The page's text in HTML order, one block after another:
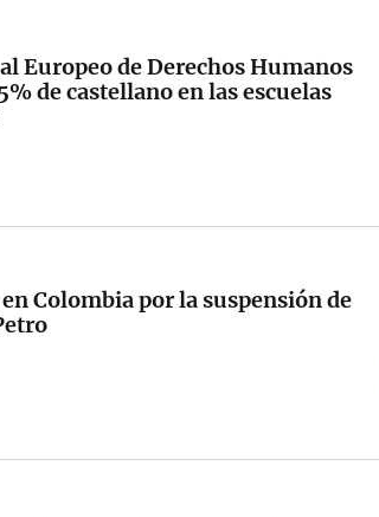
Europeo de Derechos Humanos
de castellano en las escuelas
Colombia por la suspensión de